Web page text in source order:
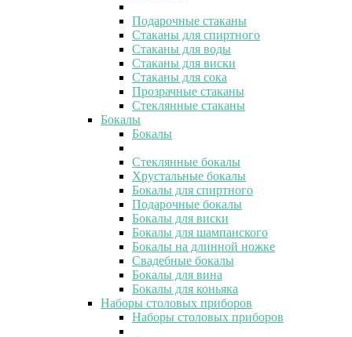
Подарочные стаканы
Стаканы для спиртного
Стаканы для воды
Стаканы для виски
Стаканы для сока
Прозрачные стаканы
Стеклянные стаканы
Бокалы
Бокалы
Стеклянные бокалы
Хрустальные бокалы
Бокалы для спиртного
Подарочные бокалы
Бокалы для виски
Бокалы для шампанского
Бокалы на длинной ножке
Свадебные бокалы
Бокалы для вина
Бокалы для коньяка
Наборы столовых приборов
Наборы столовых приборов